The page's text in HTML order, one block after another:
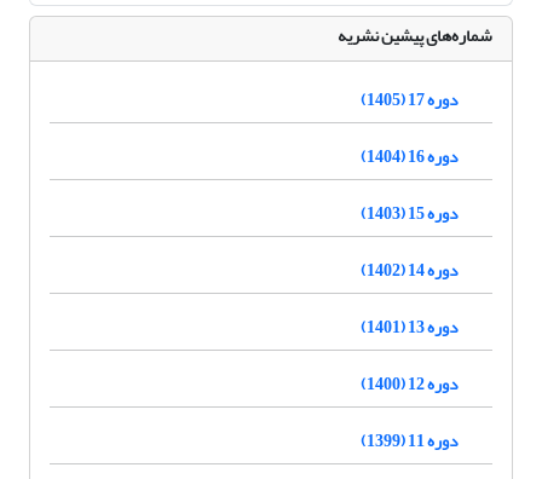
شماره‌های پیشین نشریه
دوره 17 (1405)
دوره 16 (1404)
دوره 15 (1403)
دوره 14 (1402)
دوره 13 (1401)
دوره 12 (1400)
دوره 11 (1399)